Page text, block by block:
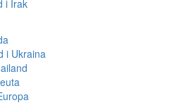
i Irak
i Ukraina